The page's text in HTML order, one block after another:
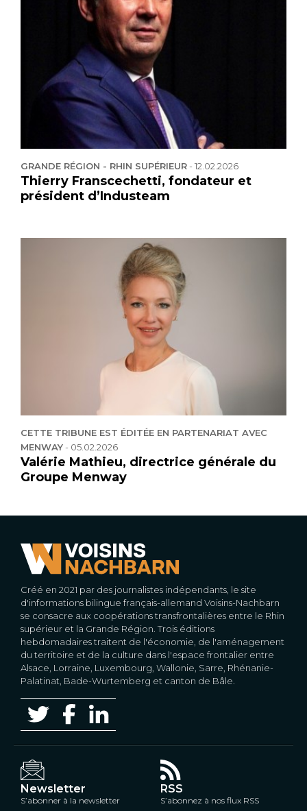
GRANDE RÉGION - RHIN SUPÉRIEUR-12.02.2026
Thierry Franscechetti, fondateur et
président d’Industeam
CETTE TRIBUNE EST ÉDITÉE EN PARTENARIAT AVEC
MENWAY- 05.02.2026
Valérie Mathieu, directrice générale du
Groupe Menway
Créé en 2021 par des journalistes indépendants, le site
d'informations bilingue français-allemand Voisins-Nachbarn
se consacre aux coopérations transfrontalières entre le Rhin
supérieur et la Grande Région. Trois éditions
hebdomadaires traitent de l'économie, de l'aménagement
du territoire et de la culture dans l'espace frontalier entre
Alsace, Lorraine, Luxembourg, Wallonie, Sarre, Rhénanie-
Palatinat, Bade-Wurtemberg et canton de Bâle.
Newsletter
S’abonner à la newsletter
RSS
S’abonnez à nos flux RSS